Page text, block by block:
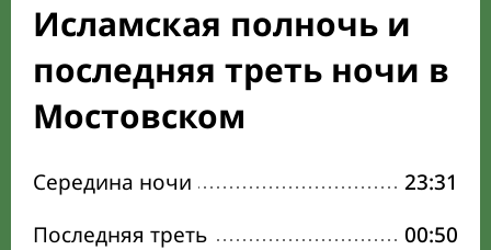
Исламская полночь и
последняя треть ночи в
Мостовском
Середина ночи
23:31
Последняя треть
00:50